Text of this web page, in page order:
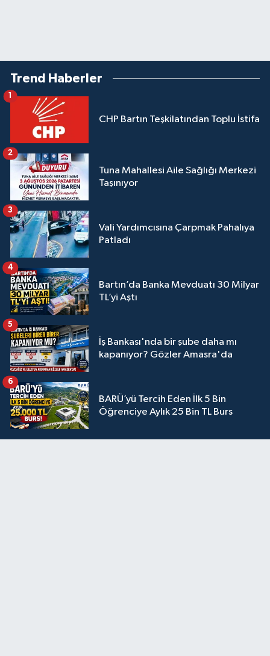
Trend Haberler
CHP Bartın Teşkilatından Toplu İstifa
1
Tuna Mahallesi Aile Sağlığı Merkezi
Taşınıyor
2
Vali Yardımcısına Çarpmak Pahalıya
Patladı
3
Bartın’da Banka Mevduatı 30 Milyar
TL’yi Aştı
4
İş Bankası'nda bir şube daha mı
kapanıyor? Gözler Amasra'da
5
BARÜ’yü Tercih Eden İlk 5 Bin
Öğrenciye Aylık 25 Bin TL Burs
6